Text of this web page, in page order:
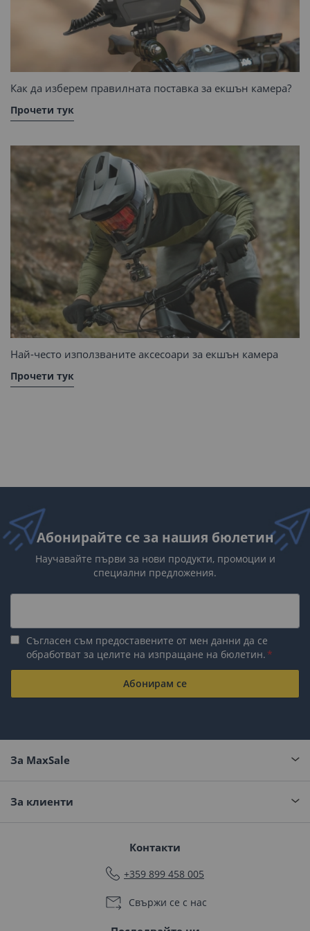
Как да изберем правилната поставка за екшън камера?
Прочети тук
Най-често използваните аксесоари за екшън камера
Прочети тук
Абонирайте се за нашия бюлетин
Научавайте първи за нови продукти, промоции и
специални предложения.
Съгласен съм предоставените от мен данни да се
обработват за целите на изпращане на бюлетин.
Абонирам се
За MaxSale
За клиенти
Контакти
+359 899 458 005
Свържи се с нас